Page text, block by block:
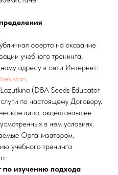
оферта на оказание
учебного тренинга,
адресу в сети Интернет:
.
(DBA Seeds Educator
по настоящему Договору.
лицо, акцептовавшее
в нем условиях.
Организатором,
учебного тренинга
изучению подхода